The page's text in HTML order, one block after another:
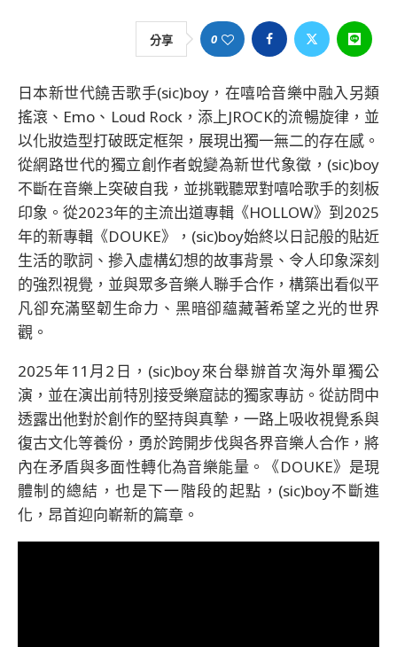
分享 0
日本新世代饒舌歌手(sic)boy，在嘻哈音樂中融入另類
搖滾、Emo、Loud Rock，添上JROCK的流暢旋律，並
以化妝造型打破既定框架，展現出獨一無二的存在感。
從網路世代的獨立創作者蛻變為新世代象徵，(sic)boy
不斷在音樂上突破自我，並挑戰聽眾對嘻哈歌手的刻板
印象。從2023年的主流出道專輯《HOLLOW》到2025
年的新專輯《DOUKE》，(sic)boy始終以日記般的貼近
生活的歌詞、摻入虛構幻想的故事背景、令人印象深刻
的強烈視覺，並與眾多音樂人聯手合作，構築出看似平
凡卻充滿堅韌生命力、黑暗卻蘊藏著希望之光的世界
觀。
2025年11月2日，(sic)boy來台舉辦首次海外單獨公
演，並在演出前特別接受樂窟誌的獨家專訪。從訪問中
透露出他對於創作的堅持與真摯，一路上吸收視覺系與
復古文化等養份，勇於跨開步伐與各界音樂人合作，將
內在矛盾與多面性轉化為音樂能量。《DOUKE》是現
體制的總結，也是下一階段的起點，(sic)boy不斷進
化，昂首迎向嶄新的篇章。